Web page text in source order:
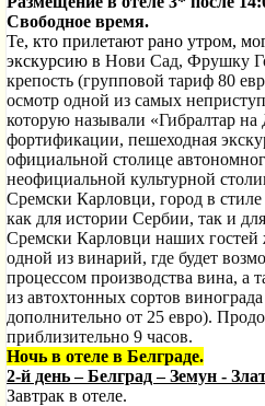
Свободное время.
Те, кто прилетают рано утром,
экскурсию в Нови Сад, Фрушку
крепость (групповой тариф 80
осмотр одной из самых
которую называли «Гибралтар
фортификации, пешеходная
официальной столице
неофициальной культурной
Сремски Карловци, город в
как для истории Сербии, так и
Сремски Карловци наших гостей
одной из винарий, где будет
процессом производства вина, а
из автохтонных сортов
дополнительно от 25 евро).
приблизительно 9 часов.
Ночь в отеле в Белграде.
2-й день – Белград – Земун -
Завтрак в отеле.